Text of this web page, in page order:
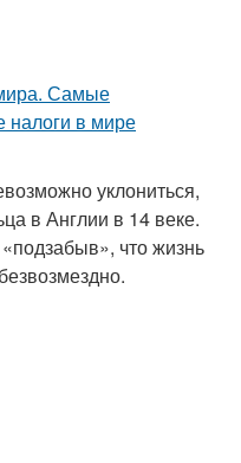
уклониться,
в Англии в 14 веке.
что жизнь